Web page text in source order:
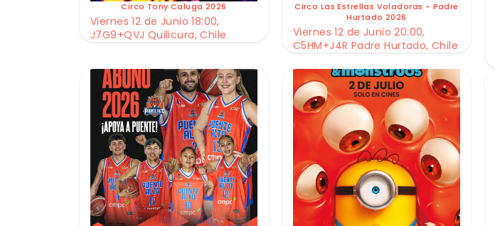
Circo Tony Caluga 2026
Viernes 12 de Junio 18:00,
J7G9+QVJ Quilicura, Chile
Circo Las Estrellas Voladoras - Padre
Hurtado 2026
Viernes 12 de Junio 20:00,
C5HM+J4R Padre Hurtado, Chile